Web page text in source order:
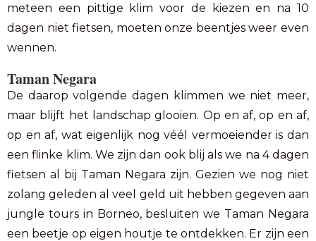
meteen een pittige klim voor de kiezen en na 10
dagen niet fietsen, moeten onze beentjes weer even
wennen.
Taman Negara
De daarop volgende dagen klimmen we niet meer,
maar blijft het landschap glooien. Op en af, op en af,
op en af, wat eigenlijk nog véél vermoeiender is dan
een flinke klim. We zijn dan ook blij als we na 4 dagen
fietsen al bij Taman Negara zijn. Gezien we nog niet
zolang geleden al veel geld uit hebben gegeven aan
jungle tours in Borneo, besluiten we Taman Negara
een beetje op eigen houtje te ontdekken. Er zijn een